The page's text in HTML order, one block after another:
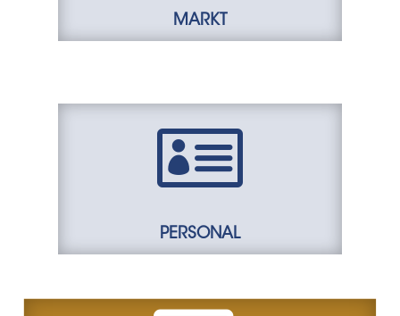
MARKT

PERSONAL